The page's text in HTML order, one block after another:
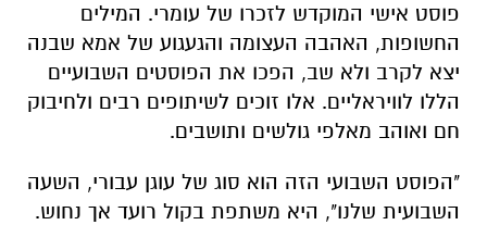
פוסט אישי המוקדש לזכרו של עומרי. המילים
החשופות, האהבה העצומה והגעגוע של אמא שבנה
יצא לקרב ולא שב, הפכו את הפוסטים השבועיים
הללו לוויראליים. אלו זוכים לשיתופים רבים ולחיבוק
חם ואוהב מאלפי גולשים ותושבים.
"הפוסט השבועי הזה הוא סוג של עוגן עבורי, השעה
השבועית שלנו", היא משתפת בקול רועד אך נחוש.